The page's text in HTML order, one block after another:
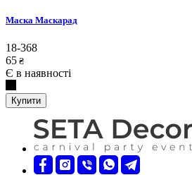
Маска Маскарад
18-368
65 ₴
Є в наявності
Купити